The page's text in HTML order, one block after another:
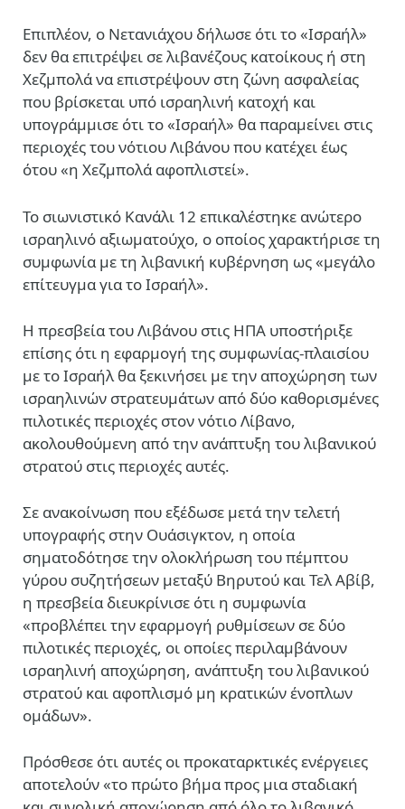
Επιπλέον, ο Νετανιάχου δήλωσε ότι το «Ισραήλ»
δεν θα επιτρέψει σε λιβανέζους κατοίκους ή στη
Χεζμπολά να επιστρέψουν στη ζώνη ασφαλείας
που βρίσκεται υπό ισραηλινή κατοχή και
υπογράμμισε ότι το «Ισραήλ» θα παραμείνει στις
περιοχές του νότιου Λιβάνου που κατέχει έως
ότου «η Χεζμπολά αφοπλιστεί».
Το σιωνιστικό Κανάλι 12 επικαλέστηκε ανώτερο
ισραηλινό αξιωματούχο, ο οποίος χαρακτήρισε τη
συμφωνία με τη λιβανική κυβέρνηση ως «μεγάλο
επίτευγμα για το Ισραήλ».
Η πρεσβεία του Λιβάνου στις ΗΠΑ υποστήριξε
επίσης ότι η εφαρμογή της συμφωνίας-πλαισίου
με το Ισραήλ θα ξεκινήσει με την αποχώρηση των
ισραηλινών στρατευμάτων από δύο καθορισμένες
πιλοτικές περιοχές στον νότιο Λίβανο,
ακολουθούμενη από την ανάπτυξη του λιβανικού
στρατού στις περιοχές αυτές.
Σε ανακοίνωση που εξέδωσε μετά την τελετή
υπογραφής στην Ουάσιγκτον, η οποία
σηματοδότησε την ολοκλήρωση του πέμπτου
γύρου συζητήσεων μεταξύ Βηρυτού και Τελ Αβίβ,
η πρεσβεία διευκρίνισε ότι η συμφωνία
«προβλέπει την εφαρμογή ρυθμίσεων σε δύο
πιλοτικές περιοχές, οι οποίες περιλαμβάνουν
ισραηλινή αποχώρηση, ανάπτυξη του λιβανικού
στρατού και αφοπλισμό μη κρατικών ένοπλων
ομάδων».
Πρόσθεσε ότι αυτές οι προκαταρκτικές ενέργειες
αποτελούν «το πρώτο βήμα προς μια σταδιακή